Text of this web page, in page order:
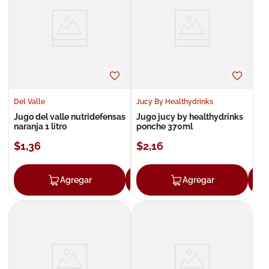
Del Valle
Jugo del valle nutridefensas
naranja 1 litro
$1,36
Agregar Agregar
Jucy By Healthydrinks
Jugo jucy by healthydrinks
ponche 370ml
$2,16
Agregar